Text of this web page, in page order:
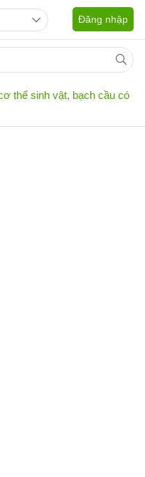
Đăng nhập
thể sinh vật, bạch cầu có